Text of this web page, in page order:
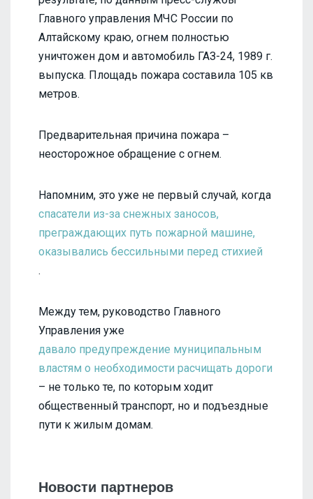
Главного управления МЧС России по
Алтайскому краю, огнем полностью
уничтожен дом и автомобиль ГАЗ-24, 1989 г.
выпуска. Площадь пожара составила 105 кв
метров.
Предварительная причина пожара –
неосторожное обращение с огнем.
Напомним, это уже не первый случай, когда
спасатели из-за снежных заносов,
преграждающих путь пожарной машине,
оказывались бессильными перед стихией
.
Между тем, руководство Главного
Управления уже
давало предупреждение муниципальным
властям о необходимости расчищать дороги
– не только те, по которым ходит
общественный транспорт, но и подъездные
пути к жилым домам.
Новости партнеров